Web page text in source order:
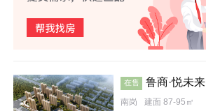
效果图
在售 鲁商·悦未来
南岗 建面 87-95㎡